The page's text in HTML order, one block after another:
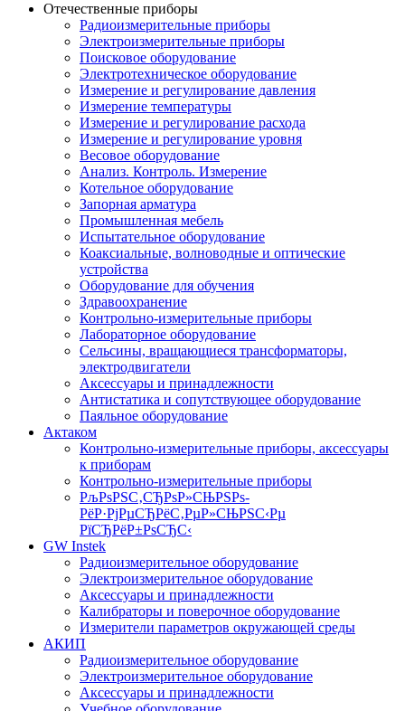
Отечественные приборы
Радиоизмерительные приборы
Электроизмерительные приборы
Поисковое оборудование
Электротехническое оборудование
Измерение и регулирование давления
Измерение температуры
Измерение и регулирование расхода
Измерение и регулирование уровня
Весовое оборудование
Анализ. Контроль. Измерение
Котельное оборудование
Запорная арматура
Промышленная мебель
Испытательное оборудование
Коаксиальные, волноводные и оптические
устройства
Оборудование для обучения
Здравоохранение
Контрольно-измерительные приборы
Лабораторное оборудование
Сельсины, вращающиеся трансформаторы,
электродвигатели
Аксессуары и принадлежности
Антистатика и сопутствующее оборудование
Паяльное оборудование
Актаком
Контрольно-измерительные приборы, аксессуары
к приборам
Контрольно-измерительные приборы
РљРѕРЅС‚СЂРѕР»СЊРЅРѕ-
РёР·РјРµСЂРёС‚РµР»СЊРЅС‹Рµ
РїСЂРёР±РѕСЂС‹
GW Instek
Радиоизмерительное оборудование
Электроизмерительное оборудование
Аксессуары и принадлежности
Калибраторы и поверочное оборудование
Измерители параметров окружающей среды
АКИП
Радиоизмерительное оборудование
Электроизмерительное оборудование
Аксессуары и принадлежности